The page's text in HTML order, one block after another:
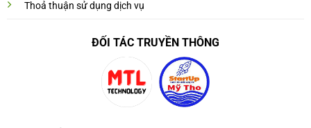
Thoả thuận sử dụng dịch vụ
ĐỐI TÁC TRUYỀN THÔNG